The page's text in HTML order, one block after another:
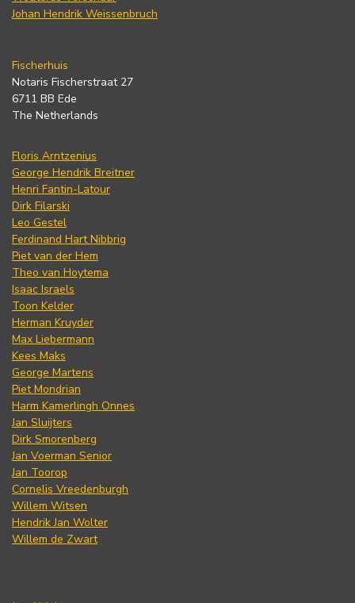
Johan Hendrik Weissenbruch
Fischerhuis
Notaris Fischerstraat 27
6711 BB Ede
The Netherlands
Floris Arntzenius
George Hendrik Breitner
Henri Fantin-Latour
Dirk Filarski
Leo Gestel
Ferdinand Hart Nibbrig
Piet van der Hem
Theo van Hoytema
Isaac Israels
Toon Kelder
Herman Kruyder
Max Liebermann
Kees Maks
George Martens
Piet Mondrian
Harm Kamerlingh Onnes
Jan Sluijters
Dirk Smorenberg
Jan Voerman Senior
Jan Toorop
Cornelis Vreedenburgh
Willem Witsen
Hendrik Jan Wolter
Willem de Zwart